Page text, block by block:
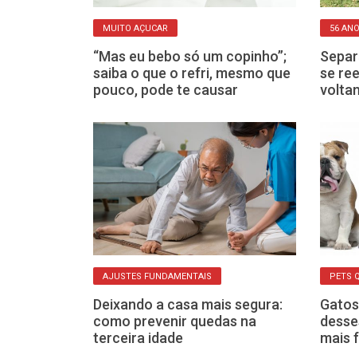
MUITO AÇUCAR
“Mas eu bebo só um copinho”;
saiba o que o refri, mesmo que
pouco, pode te causar
56
se
AJUSTES FUNDAMENTAIS
Deixando a casa mais segura:
como prevenir quedas na
terceira idade
PETS
mais